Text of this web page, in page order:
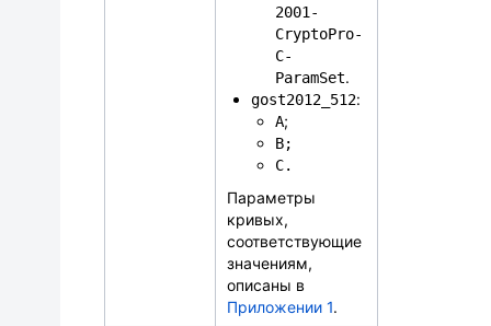
2001-
CryptoPro-
C-
ParamSet.
gost2012_512:
A;
B;
C.
Параметры
кривых,
соответствующие
значениям,
описаны в
Приложении 1.